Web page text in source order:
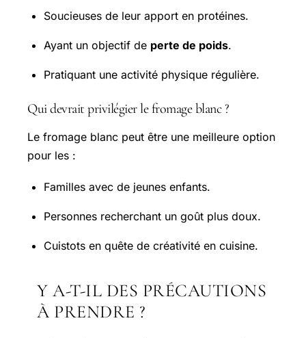
Soucieuses de leur apport en protéines.
Ayant un objectif de perte de poids.
Pratiquant une activité physique régulière.
Qui devrait privilégier le fromage blanc ?
Le fromage blanc peut être une meilleure option
pour les :
Familles avec de jeunes enfants.
Personnes recherchant un goût plus doux.
Cuistots en quête de créativité en cuisine.
Y A-T-IL DES PRÉCAUTIONS
À PRENDRE ?